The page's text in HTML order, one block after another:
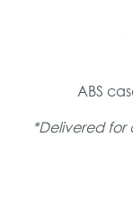
ABS
*Delivered for